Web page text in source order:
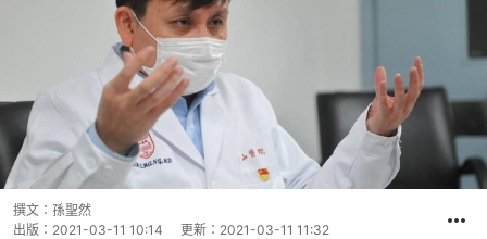
撰文： 孫聖然
出版： 2021-03-11 10:14 更新： 2021-03-11 11:32